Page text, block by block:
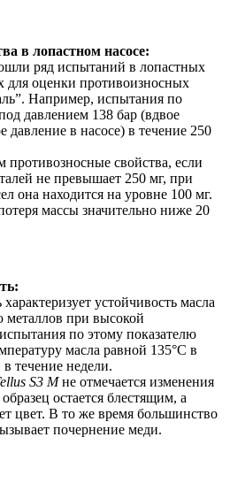
в лопастном насосе:
ряд испытаний в лопастных
для оценки противоизносных
Например, испытания по
давлением 138 бар (вдвое
в насосе) в течение 250
свойства, если
не превышает 250 мг, при
она находится на уровне 100 мг.
массы значительно ниже 20
устойчивость масла
металлов при высокой
по этому показателю
масла равной 135°С в
течение недели.
S3 Mне отмечается изменения
остается блестящим, а
цвет. В то же время большинство
почернение меди.